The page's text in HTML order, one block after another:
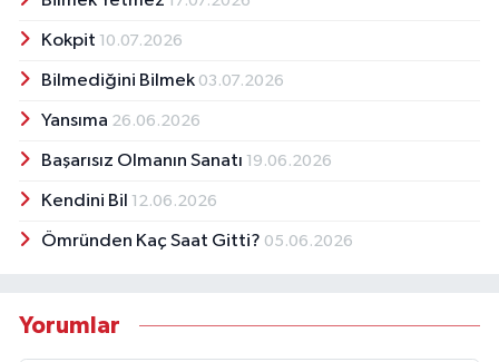
Kokpit 10.07.2026
Bilmediğini Bilmek 03.07.2026
Yansıma 26.06.2026
Başarısız Olmanın Sanatı 19.06.2026
Kendini Bil 12.06.2026
Ömründen Kaç Saat Gitti? 05.06.2026
Yorumlar